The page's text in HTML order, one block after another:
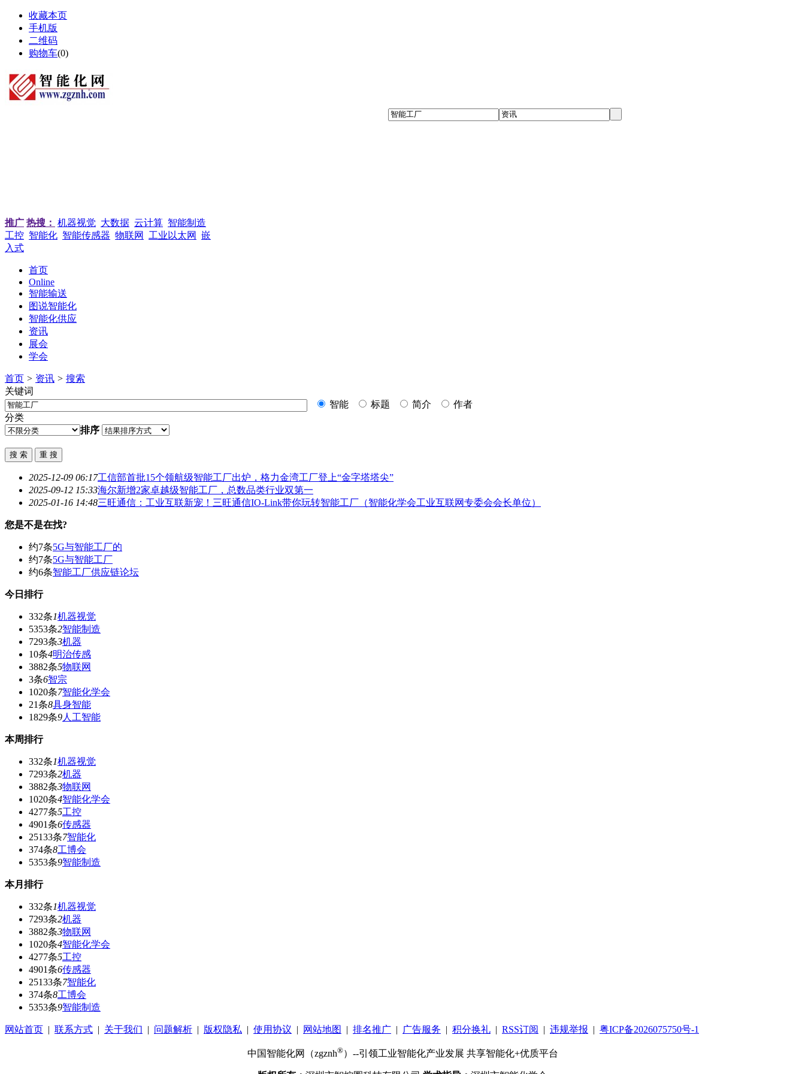
收藏本页
手机版
二维码
购物车(0)
推广 热搜： 机器视觉 大数据 云计算 智能制造
工控 智能化 智能传感器 物联网 工业以太网
嵌
入式
首页
Online
智能输送
图说智能化
智能化供应
资讯
展会
学会
首页 > 资讯 > 搜索
关键词
智能
标题 简介
作者
分类
排序
2025-12-09 06:17工信部首批15个领航级智能工厂出炉，格力金湾工厂登上“金字塔塔尖”
2025-09-12 15:33海尔新增2家卓越级智能工厂 ，总数品类行业双第一
2025-01-16 14:48三旺通信：工业互联新宠！三旺通信IO-Link带你玩转智能工厂 （智能化学会工业互联网专委会会长单位）
您是不是在找?
约7条5G与智能工厂的
约7条5G与智能工厂
约6条智能工厂供应链论坛
今日排行
332条1机器视觉
5353条2智能制造
7293条3机器
10条4明治传感
3882条5物联网
3条6智宗
1020条7智能化学会
21条8具身智能
1829条9人工智能
本周排行
332条1机器视觉
7293条2机器
3882条3物联网
1020条4智能化学会
4277条5工控
4901条6传感器
25133条7智能化
374条8工博会
5353条9智能制造
本月排行
332条1机器视觉
7293条2机器
3882条3物联网
1020条4智能化学会
4277条5工控
4901条6传感器
25133条7智能化
374条8工博会
5353条9智能制造
网站首页 | 联系方式 | 关于我们 | 问题解析 | 版权隐私 | 使用协议 | 网站地图 | 排名推广 | 广告服务 | 积分换礼 | RSS订阅 | 违规举报 | 粤ICP备2026075750号-1
中国智能化网（zgznh®）--引领工业智能化产业发展 共享智能化+优质平台